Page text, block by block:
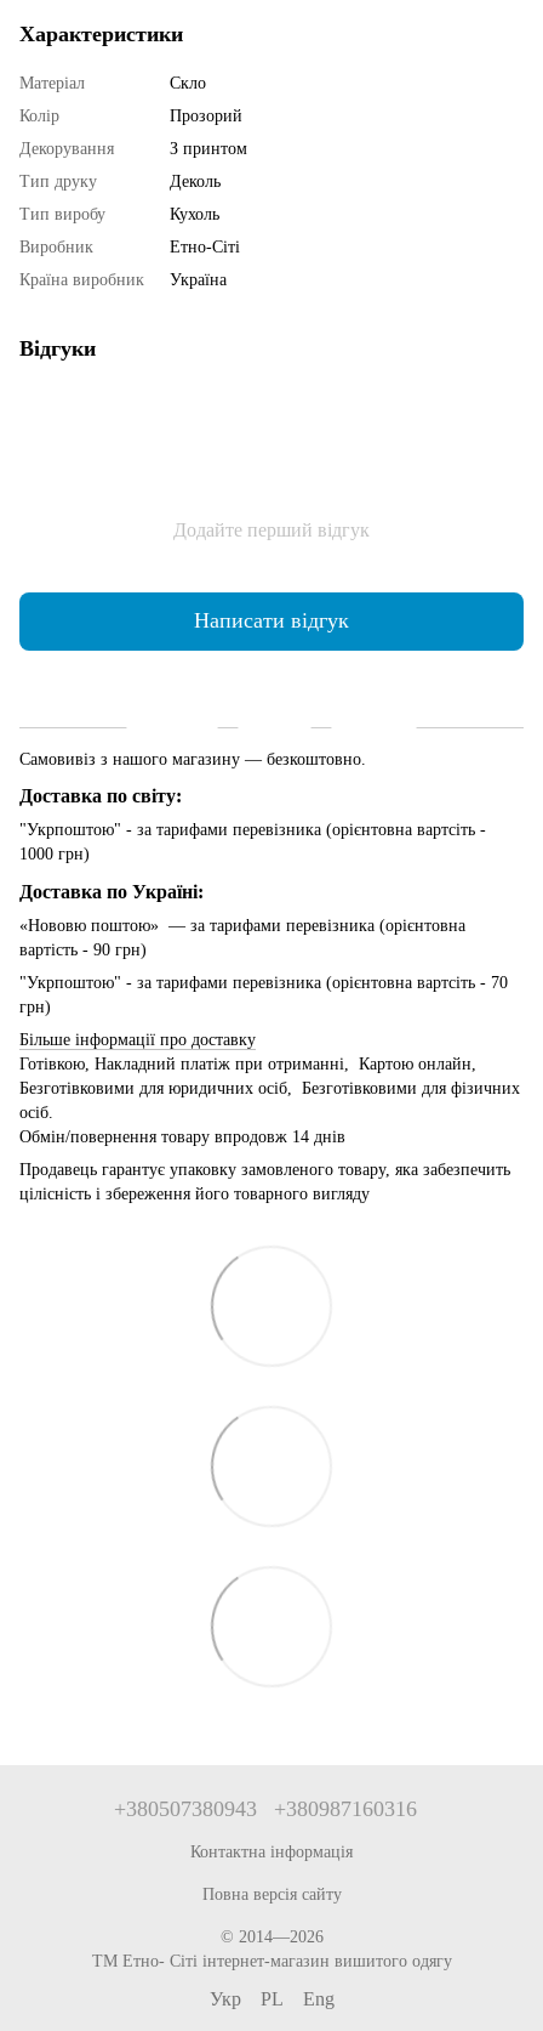
Характеристики
Матеріал
Скло
Колір
Прозорий
Декорування
З принтом
Тип друку
Деколь
Тип виробу
Кухоль
Виробник
Етно-Сіті
Країна виробник
Україна
Відгуки
Додайте перший відгук
Написати відгук
Самовивіз з нашого магазину — безкоштовно.
Доставка по світу:
"Укрпоштою" - за тарифами перевізника (орієнтовна вартсіть -
1000 грн)
Доставка по Україні:
«Нововю поштою» — за тарифами перевізника (орієнтовна
вартість - 90 грн)
"Укрпоштою" - за тарифами перевізника (орієнтовна вартсіть - 70
грн)
Більше інформації про доставку
Готівкою, Накладний платіж при отриманні, Картою онлайн,
Безготівковими для юридичних осіб, Безготівковими для фізичних
осіб.
Обмін/повернення товару впродовж 14 днів
Продавець гарантує упаковку замовленого товару, яка забезпечить
цілісність і збереження його товарного вигляду
+380507380943 +380987160316
Контактна інформація
Повна версія сайту
© 2014—2026
ТМ Етно- Сіті інтернет-магазин вишитого одягу
Укр PL Eng